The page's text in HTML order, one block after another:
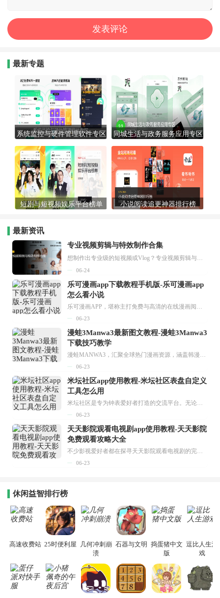
最新专题
系统监控与硬件管理软件专区 同城生活与政务服务应用专区
短剧与短视频娱乐平台榜单 小说阅读追更神器排行榜
最新资讯
专业视频剪辑与特效制作合集
想制作出专业级的短视频或Vlog？专业视频剪辑与特效制作大全专题为你提供了从剪辑、抠像到特效包装的全套解决方案。无论是添加炫酷的片头、进行精准的视频抠图，还是制...
06-24
乐可漫画app下载教程手机版-乐可漫画app
怎么看小说
乐可漫画APP，堪称主打免费与高清的在线漫画阅读神器。其官方版提供海量完整版漫画资源，无论是国内漫画，还是日漫、韩漫、台漫、美漫等国外漫画，应有尽有，随时供你阅读。只需轻点一下，便能直接进入阅读界面。不仅如此，乐可漫画最新版本更新速度极快，在这里，你总能抢先看到全网一手漫画章节内容！...
06-23
漫蛙3Manwa3最新图文教程-漫蛙3Manwa3
下载技巧教学
漫蛙MANWA3，汇聚全球热门漫画资源，涵盖韩漫、欧美漫画、国漫等多种类型，题材丰富多样，全方位满足用户阅读喜好。它不仅是阅读平台，更是创作平台，为广大用户打造零门槛创作环境。...
06-23
米坛社区app使用教程-米坛社区表盘自定义
工具怎么用
米坛社区是专为钟表爱好者打造的交流平台。无论你是初涉钟表领域的普通爱好者，还是拥有多年收藏经验的资深玩家，都能在此找到属于自己的天地。 无需注册，就能轻松参与其中。通过专业的讨论论坛与丰富的交互功能，你可与世界各地的钟表爱好者畅快交流。若你钟情于钟表，米坛社区无疑是值得一试的理想之选。在这里，你能获取最新的手表资讯，交流见解，提升鉴赏品味，让每一块手表都成为收藏故事中重要的一部分。感兴趣的朋友，不要错过下载机会。...
06-23
天天影院观看电视剧app使用教程-天天影院
免费观看攻略大全
不少影视爱好者都在探寻天天影院观看电视剧的完整方法，结合最新平台使用规则，本篇新手入门攻略全面讲解观看渠道、检索流程、播放设置以及画面模式调整等实用内容。全文适配手机、电脑等主流设备，步骤简洁易懂，无论是初次使用的新手，还是想要优化观影体验的用户，都能参照内容快速上手，熟练掌握平台各项操作技巧，轻松畅享影视内容。...
06-23
休闲益智排行榜
高速收费站 25时便利屋
几何冲刺崩
溃
石器与文明 捣蛋猪中文
版
逗比人生游
戏